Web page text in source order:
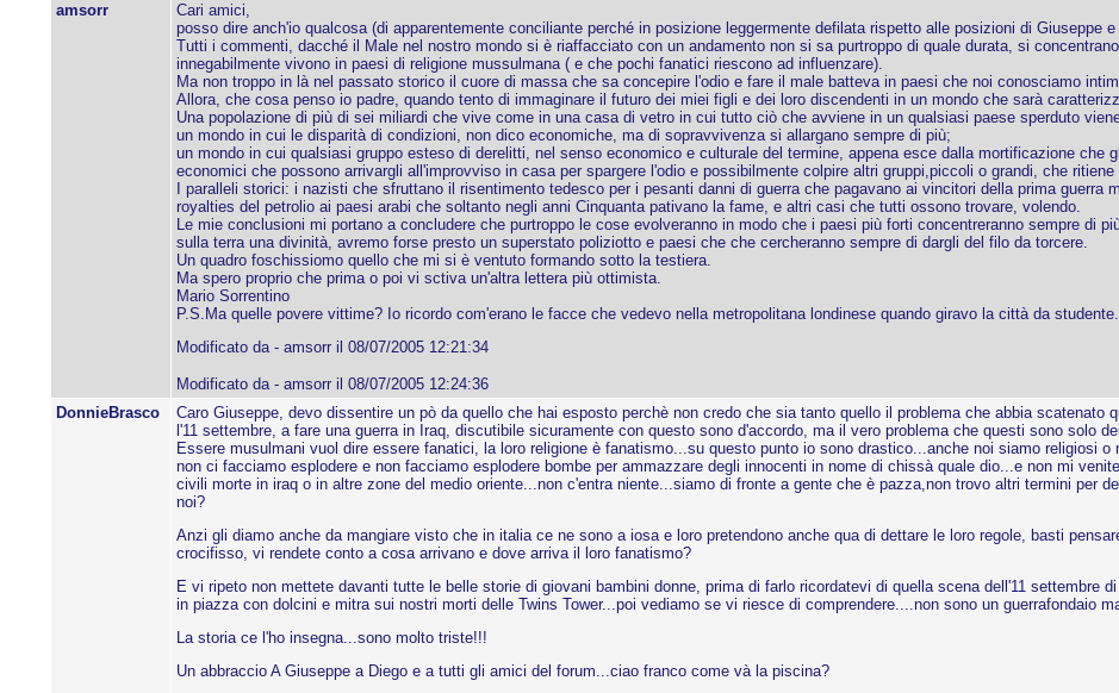
amsorr
Cari amici,
posso dire anch'io qualcosa (di apparentemente conciliante perché in posizione leggermente defilata rispetto alle posizioni di Giuseppe e
Tutti i commenti, dacché il Male nel nostro mondo si è riaffacciato con un andamento non si sa purtroppo di quale durata, si
innegabilmente vivono in paesi di religione mussulmana ( e che pochi fanatici riescono ad influenzare).
Ma non troppo in là nel passato storico il cuore di massa che sa concepire l'odio e fare il male batteva in paesi che noi conosciamo
Allora, che cosa penso io padre, quando tento di immaginare il futuro dei miei figli e dei loro discendenti in un mondo che sarà
Una popolazione di più di sei miliardi che vive come in una casa di vetro in cui tutto ciò che avviene in un qualsiasi paese sperduto
un mondo in cui le disparità di condizioni, non dico economiche, ma di sopravvivenza si allargano sempre di più;
un mondo in cui qualsiasi gruppo esteso di derelitti, nel senso economico e culturale del termine, appena esce dalla mortificazione
economici che possono arrivargli all'improvviso in casa per spargere l'odio e possibilmente colpire altri gruppi,piccoli o grandi, che
I paralleli storici: i nazisti che sfruttano il risentimento tedesco per i pesanti danni di guerra che pagavano ai vincitori della prima guerra
royalties del petrolio ai paesi arabi che soltanto negli anni Cinquanta pativano la fame, e altri casi che tutti ossono trovare, volendo.
Le mie conclusioni mi portano a concludere che purtroppo le cose evolveranno in modo che i paesi più forti concentreranno sempre di
sulla terra una divinità, avremo forse presto un superstato poliziotto e paesi che che cercheranno sempre di dargli del filo da torcere.
Un quadro foschissiomo quello che mi si è ventuto formando sotto la testiera.
Ma spero proprio che prima o poi vi sctiva un'altra lettera più ottimista.
Mario Sorrentino
P.S.Ma quelle povere vittime? Io ricordo com'erano le facce che vedevo nella metropolitana londinese quando giravo la città da studente.
Modificato da - amsorr il 08/07/2005 12:21:34
Modificato da - amsorr il 08/07/2005 12:24:36
DonnieBrasco
Caro Giuseppe, devo dissentire un pò da quello che hai esposto perchè non credo che sia tanto quello il problema che abbia
l'11 settembre, a fare una guerra in Iraq, discutibile sicuramente con questo sono d'accordo, ma il vero problema che questi sono solo
Essere musulmani vuol dire essere fanatici, la loro religione è fanatismo...su questo punto io sono drastico...anche noi siamo religiosi
non ci facciamo esplodere e non facciamo esplodere bombe per ammazzare degli innocenti in nome di chissà quale dio...e non mi
civili morte in iraq o in altre zone del medio oriente...non c'entra niente...siamo di fronte a gente che è pazza,non trovo altri termini per
noi?
Anzi gli diamo anche da mangiare visto che in italia ce ne sono a iosa e loro pretendono anche qua di dettare le loro regole, basti
crocifisso, vi rendete conto a cosa arrivano e dove arriva il loro fanatismo?
E vi ripeto non mettete davanti tutte le belle storie di giovani bambini donne, prima di farlo ricordatevi di quella scena dell'11 settembre
in piazza con dolcini e mitra sui nostri morti delle Twins Tower...poi vediamo se vi riesce di comprendere....non sono un guerrafondaio
La storia ce l'ho insegna...sono molto triste!!!
Un abbraccio A Giuseppe a Diego e a tutti gli amici del forum...ciao franco come và la piscina?